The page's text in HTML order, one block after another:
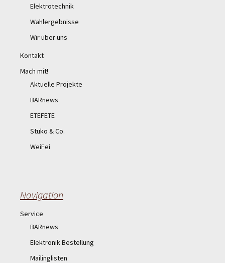
Elektrotechnik
Wahlergebnisse
Wir über uns
Kontakt
Mach mit!
Aktuelle Projekte
BARnews
ETEFETE
Stuko & Co.
WeiFei
Navigation
Service
BARnews
Elektronik Bestellung
Mailinglisten